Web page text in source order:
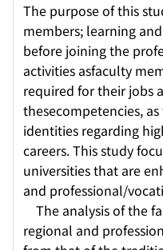
The purpose of this
members; learning
before joining the
activities asfaculty
required for their jobs
thesecompetencies,
identities regarding
careers. This study
universities that are
and professional/
The analysis of the
regional and